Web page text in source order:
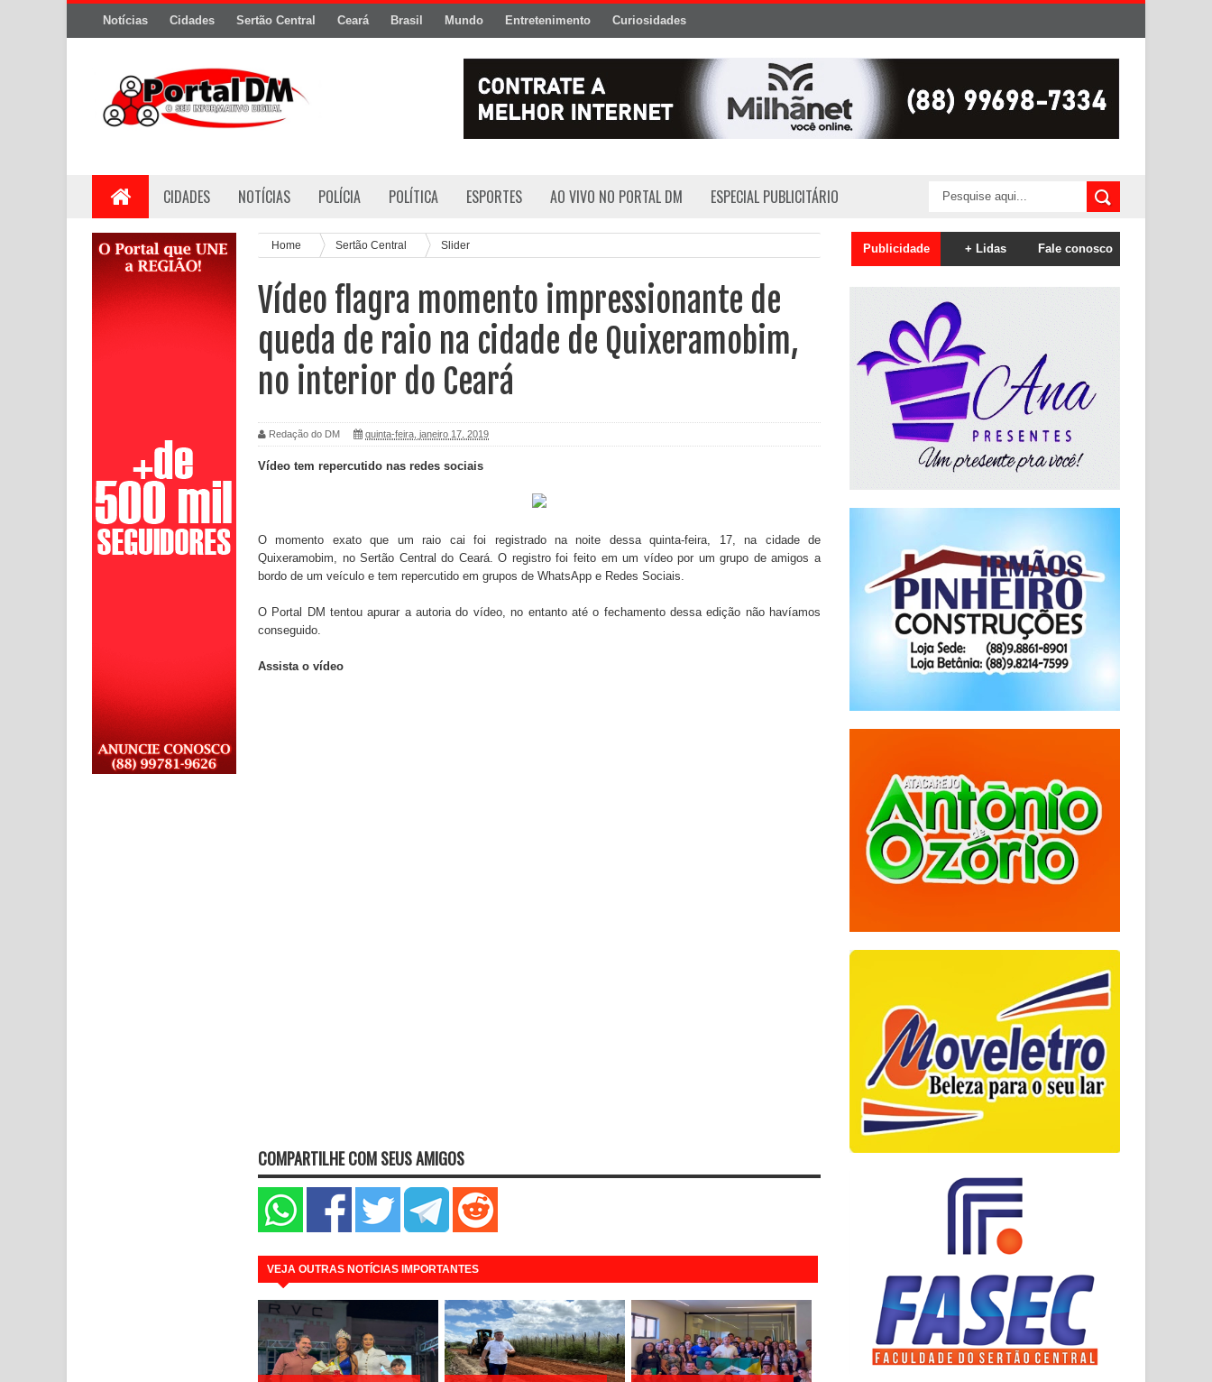
Notícias Cidades Sertão Central Ceará Brasil Mundo Entretenimento Curiosidades
CIDADES NOTÍCIAS POLÍCIA POLÍTICA ESPORTES AO VIVO NO PORTAL DM ESPECIAL PUBLICITÁRIO
Home Sertão Central Slider
Vídeo flagra momento impressionante de
queda de raio na cidade de Quixeramobim,
no interior do Ceará
Redação do DM quinta-feira, janeiro 17, 2019
Vídeo tem repercutido nas redes sociais
O momento exato que um raio cai foi registrado na noite dessa quinta-feira, 17, na cidade de
Quixeramobim, no Sertão Central do Ceará. O registro foi feito em um vídeo por um grupo de amigos a
bordo de um veículo e tem repercutido em grupos de WhatsApp e Redes Sociais.
O Portal DM tentou apurar a autoria do vídeo, no entanto até o fechamento dessa edição não havíamos
conseguido.
Assista o vídeo
COMPARTILHE COM SEUS AMIGOS
VEJA OUTRAS NOTÍCIAS IMPORTANTES
Publicidade + Lidas Fale conosco